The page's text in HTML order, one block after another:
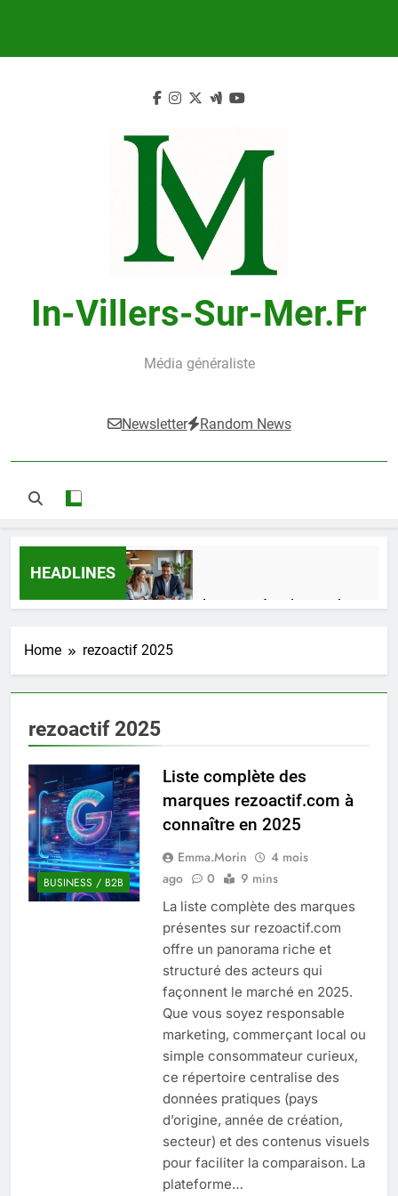
In-Villers-Sur-Mer.fr
Média généraliste
Newsletter Random News
HEADLINES
Guide complet pour réussir un achat
1 Semaine Ago
impact dans le domaine médical
4 Mois Ago
Quel est le salaire de Myriam Seurat en
2025 ?
4 Mois Ago
Okrami : comprendre ses
fonctionnalités clés et avantages
4 Mois Ago
Découvrez notre test d’orientation
gratuit spécialement conçu pour
collégiens et lycéens
4 Mois Ago
Liste complète des marques
rezoactif.com à connaître en 2025
4 Mois Ago
Home rezoactif 2025
rezoactif 2025
BUSINESS / B2B
Liste complète des
marques rezoactif.com à
connaître en 2025
Emma.Morin
4 mois
ago
0 9 mins
La liste complète des marques
présentes sur rezoactif.com
offre un panorama riche et
structuré des acteurs qui
façonnent le marché en 2025.
Que vous soyez responsable
marketing, commerçant local ou
simple consommateur curieux,
ce répertoire centralise des
données pratiques (pays
d’origine, année de création,
secteur) et des contenus visuels
pour faciliter la comparaison. La
plateforme…